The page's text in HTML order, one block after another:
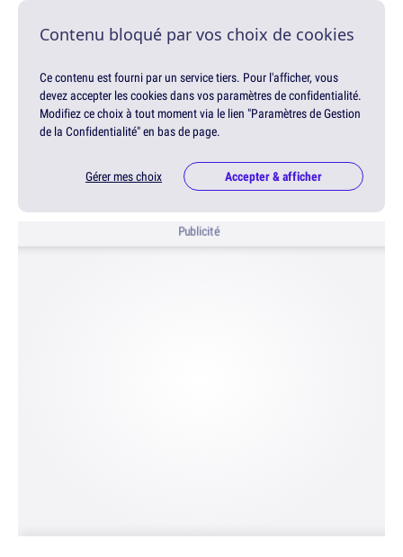
Contenu bloqué par vos choix de cookies
Ce contenu est fourni par un service tiers. Pour l'afficher, vous
devez accepter les cookies dans vos paramètres de confidentialité.
Modifiez ce choix à tout moment via le lien "Paramètres de Gestion
de la Confidentialité" en bas de page.
Gérer mes choix Accepter & afficher
Publicité